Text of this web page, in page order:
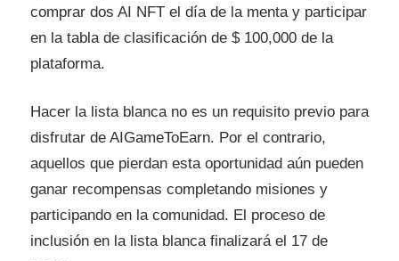
comprar dos AI NFT el día de la menta y participar
en la tabla de clasificación de $ 100,000 de la
plataforma.
Hacer la lista blanca no es un requisito previo para
disfrutar de AIGameToEarn. Por el contrario,
aquellos que pierdan esta oportunidad aún pueden
ganar recompensas completando misiones y
participando en la comunidad. El proceso de
inclusión en la lista blanca finalizará el 17 de